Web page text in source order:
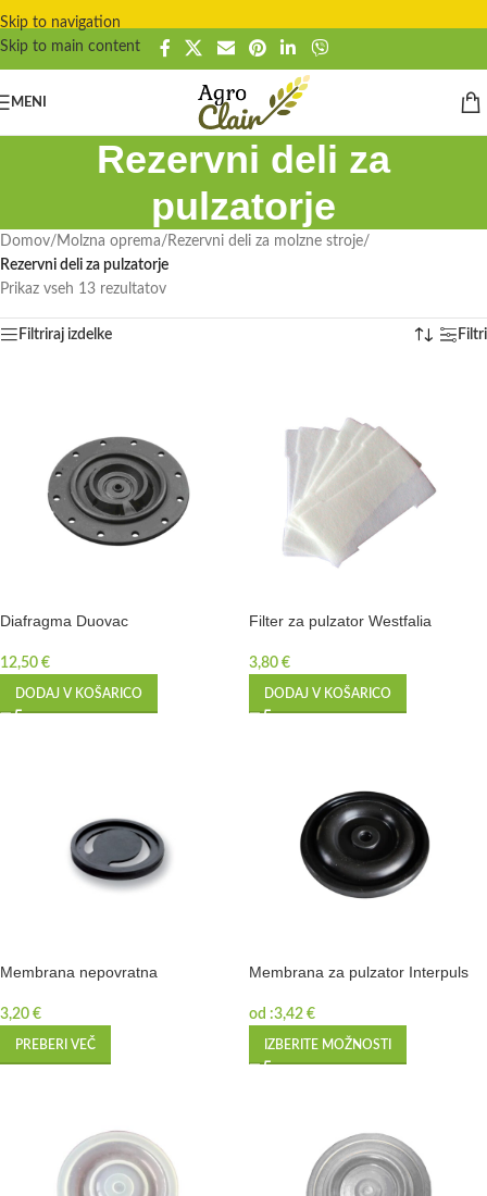
Skip to navigation
Skip to main content
MENI
Rezervni deli za
pulzatorje
Domov/ Molzna oprema/ Rezervni deli za molzne stroje/
Rezervni deli za pulzatorje
Prikaz vseh 13 rezultatov
Filtriraj izdelke Filtri
Diafragma Duovac
12,50 €
DODAJ V KOŠARICO
Filter za pulzator Westfalia
3,80 €
DODAJ V KOŠARICO
Membrana nepovratna
3,20 €
PREBERI VEČ
Membrana za pulzator Interpuls
od :3,42 €
IZBERITE MOŽNOSTI